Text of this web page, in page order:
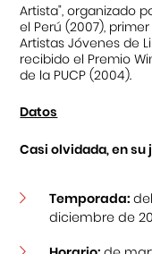
Artista", organizado
el Perú (2007),
Artistas Jóvenes de
recibido el Premio
de la PUCP (2004).
Datos
Casi olvidada, en
Temporada:
diciembre de